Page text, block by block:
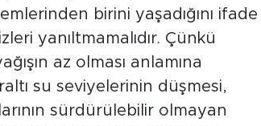
birini yaşadığını ifade
yanıltmamalıdır. Çünkü
az olması anlamına
su seviyelerinin düşmesi,
sürdürülebilir olmayan